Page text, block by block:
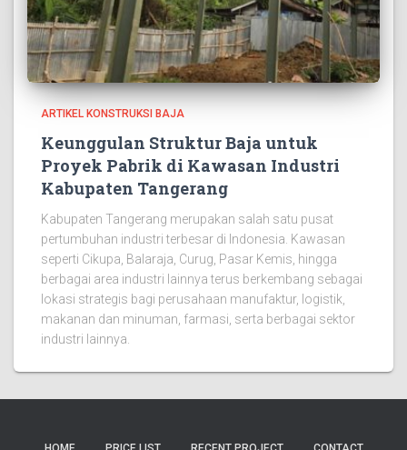
ARTIKEL KONSTRUKSI BAJA
Keunggulan Struktur Baja untuk
Proyek Pabrik di Kawasan Industri
Kabupaten Tangerang
Kabupaten Tangerang merupakan salah satu pusat
pertumbuhan industri terbesar di Indonesia. Kawasan
seperti Cikupa, Balaraja, Curug, Pasar Kemis, hingga
berbagai area industri lainnya terus berkembang sebagai
lokasi strategis bagi perusahaan manufaktur, logistik,
makanan dan minuman, farmasi, serta berbagai sektor
industri lainnya.